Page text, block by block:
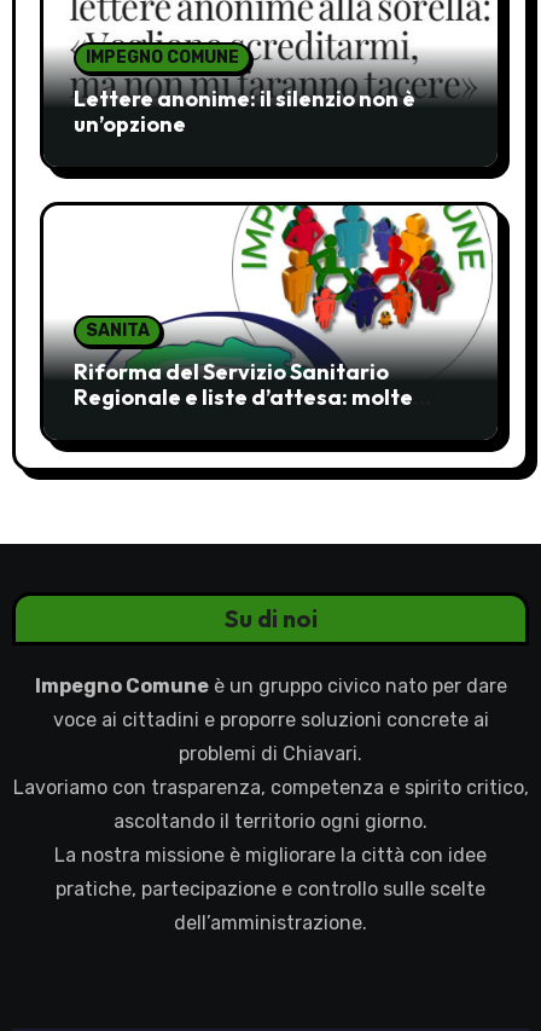
IMPEGNO COMUNE
Lettere anonime: il silenzio non è
un’opzione
SANITA
Riforma del Servizio Sanitario
Regionale e liste d’attesa: molte
Su di noi
Impegno Comuneè un gruppo civico nato per dare
voce ai cittadini e proporre soluzioni concrete ai
problemi di Chiavari.
Lavoriamo con trasparenza, competenza e spirito critico,
ascoltando il territorio ogni giorno.
La nostra missione è migliorare la città con idee
pratiche, partecipazione e controllo sulle scelte
dell’amministrazione.